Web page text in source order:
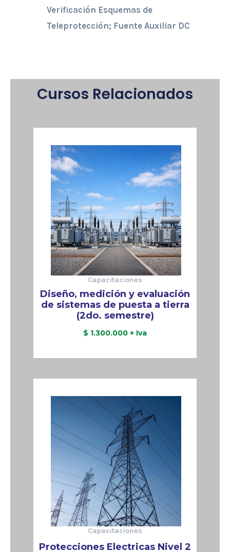
Verificación Esquemas de
Teleprotección; Fuente Auxiliar DC
Cursos Relacionados
Capacitaciones
Diseño, medición y evaluación
de sistemas de puesta a tierra
(2do. semestre)
$ 1.300.000 + Iva
Capacitaciones
Protecciones Electricas Nivel 2